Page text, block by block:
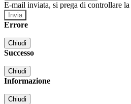
E-mail inviata, si prega di controllare
Errore
Chiudi
Successo
Chiudi
Informazione
Chiudi